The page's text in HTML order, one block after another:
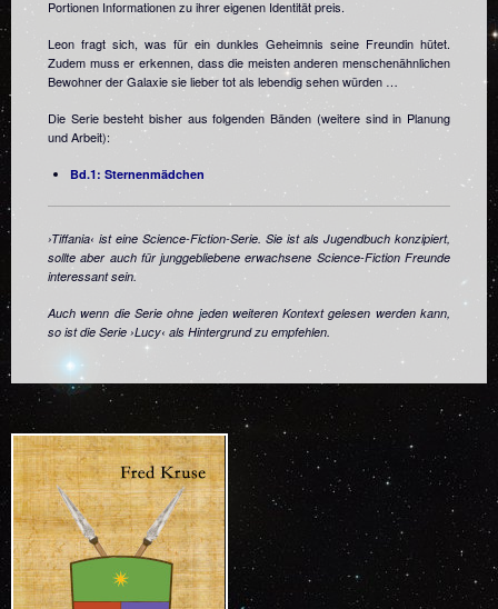
Portionen Informationen zu ihrer eigenen Identität preis.
Leon fragt sich, was für ein dunkles Geheimnis seine Freundin hütet.
Zudem muss er erkennen, dass die meisten anderen menschenähnlichen
Bewohner der Galaxie sie lieber tot als lebendig sehen würden …
Die Serie besteht bisher aus folgenden Bänden (weitere sind in Planung
und Arbeit):
Bd.1: Sternenmädchen
›Tiffania‹ ist eine Science-Fiction-Serie. Sie ist als Jugendbuch konzipiert,
sollte aber auch für junggebliebene erwachsene Science-Fiction Freunde
interessant sein.
Auch wenn die Serie ohne jeden weiteren Kontext gelesen werden kann,
so ist die Serie ›Lucy‹ als Hintergrund zu empfehlen.